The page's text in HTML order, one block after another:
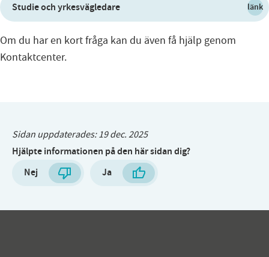
Studie och yrkesvägledare länk
Om du har en kort fråga kan du även få hjälp genom
Kontaktcenter.
Sidan uppdaterades:19 dec. 2025
Hjälpte informationen på den här sidan dig?
Nej
Ja